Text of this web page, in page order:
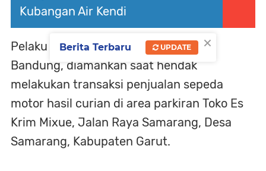
Kubangan Air Kendi
Pelaku berinisial CR (44), warga Kota
Bandung, diamankan saat hendak
melakukan transaksi penjualan sepeda
motor hasil curian di area parkiran Toko Es
Krim Mixue, Jalan Raya Samarang, Desa
Samarang, Kabupaten Garut.
×
Berita Terbaru UPDATE